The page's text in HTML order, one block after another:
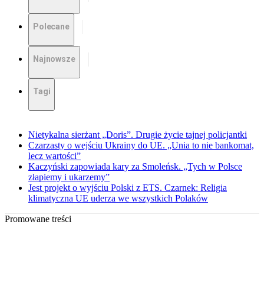
Polecane
Najnowsze
Tagi
Nietykalna sierżant „Doris”. Drugie życie tajnej policjantki
Czarzasty o wejściu Ukrainy do UE. „Unia to nie bankomat,
lecz wartości”
Kaczyński zapowiada kary za Smoleńsk. „Tych w Polsce
złapiemy i ukarzemy”
Jest projekt o wyjściu Polski z ETS. Czarnek: Religia
klimatyczna UE uderza we wszystkich Polaków
Promowane treści